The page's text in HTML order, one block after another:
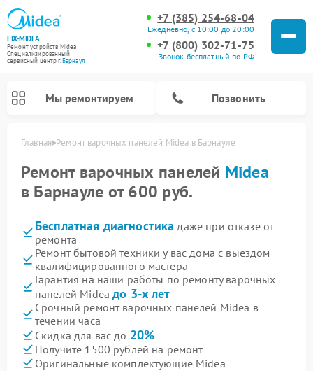
FIX-MIDEA
Ремонт устройств Midea
Специализированный
cервисный центр г.Барнаул
+7 (385) 254-68-04
Ежедневно, с 10:00 до 20:00
+7 (800) 302-71-75
Звонок бесплатный по РФ
Мы ремонтируем Позвонить
Главная Ремонт варочных панелей Midea в Барнауле
Ремонт варочных панелей Midea
в Барнауле от 600 руб.
Бесплатная диагностика даже при отказе от
ремонта
Ремонт бытовой техники у вас дома с выездом
квалифицированного мастера
Гарантия на наши работы по ремонту варочных
панелей Mideaдо 3-х лет
Срочный ремонт варочных панелей Midea в
течении часа
Скидка для вас до 20%
Получите 1500 рублей на ремонт
Оригинальные комплектующие Midea